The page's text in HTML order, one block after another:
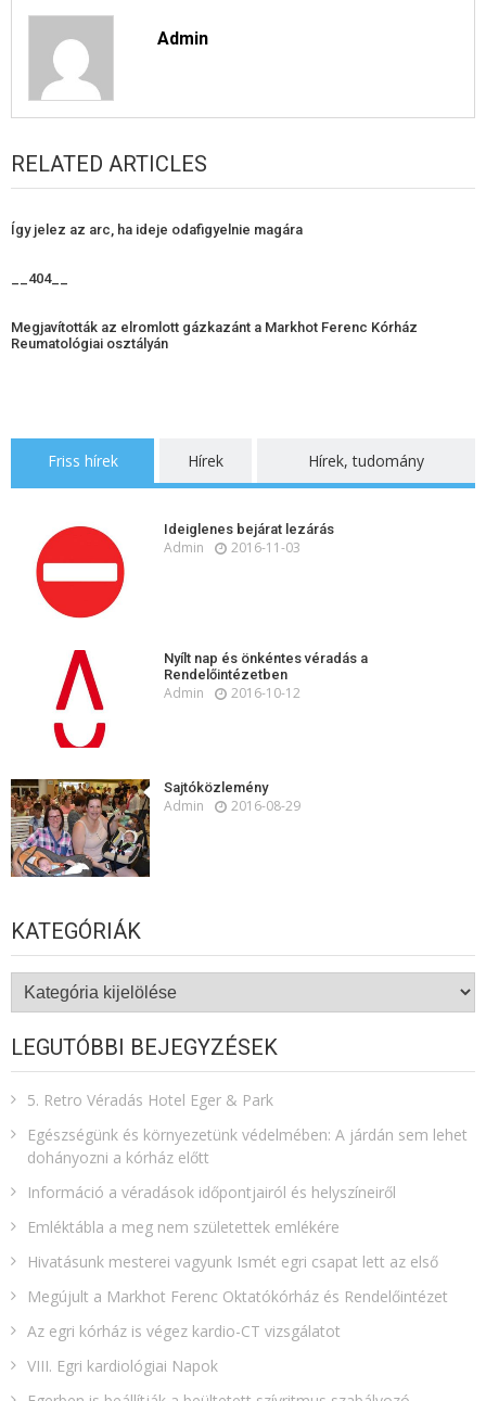
Admin
RELATED ARTICLES
Így jelez az arc, ha ideje odafigyelnie magára
__404__
Megjavították az elromlott gázkazánt a Markhot Ferenc Kórház
Reumatológiai osztályán
Friss hírek Hírek Hírek, tudomány
Ideiglenes bejárat lezárás
Admin 2016-11-03
Nyílt nap és önkéntes véradás a
Rendelőintézetben
Admin 2016-10-12
Sajtóközlemény
Admin 2016-08-29
KATEGÓRIÁK
Kategóriák
LEGUTÓBBI BEJEGYZÉSEK
5. Retro Véradás Hotel Eger & Park
Egészségünk és környezetünk védelmében: A járdán sem lehet
dohányozni a kórház előtt
Információ a véradások időpontjairól és helyszíneiről
Emléktábla a meg nem születettek emlékére​
Hivatásunk mesterei vagyunk Ismét egri csapat lett az első
Megújult a Markhot Ferenc Oktatókórház és Rendelőintézet
Az egri kórház is végez kardio-CT vizsgálatot
VIII. Egri kardiológiai Napok